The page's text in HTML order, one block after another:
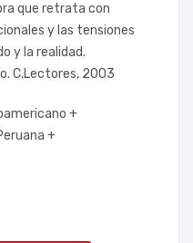
que retrata con
y las tensiones
y la realidad.
C.Lectores, 2003
+
+